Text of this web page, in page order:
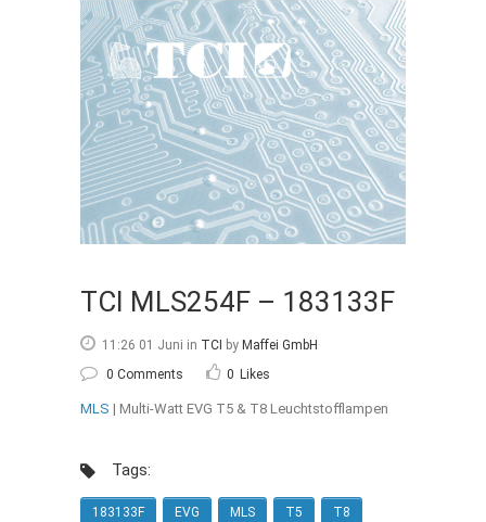
TCI MLS254F – 183133F
11:26 01 Juni in TCI by Maffei GmbH
0 Comments
0 Likes
MLS | Multi-Watt EVG T5 & T8 Leuchtstofflampen
Tags:
183133F EVG MLS T5 T8